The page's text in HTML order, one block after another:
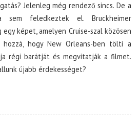
Jelenleg még rendező sincs. De a
sem feledkeztek el. Bruckheimer
képet, amelyen Cruise-szal közösen
hogy New Orleans-ben tölti a
régi barátját és megvitatják a filmet.
újabb érdekességet?